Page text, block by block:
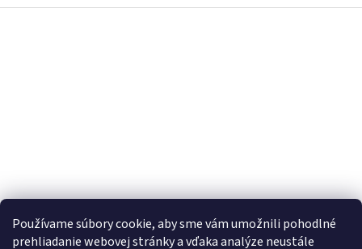
Používame súbory cookie, aby sme vám umožnili pohodlné
prehliadanie webovej stránky a vďaka analýze neustále